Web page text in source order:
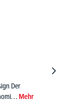
Der
Mehr